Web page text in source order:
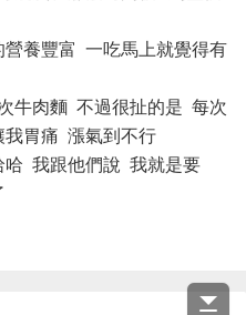
養豐富 一吃馬上就覺得有
牛肉麵 不過很扯的是 每次
我胃痛 漲氣到不行
哈 我跟他們說 我就是要